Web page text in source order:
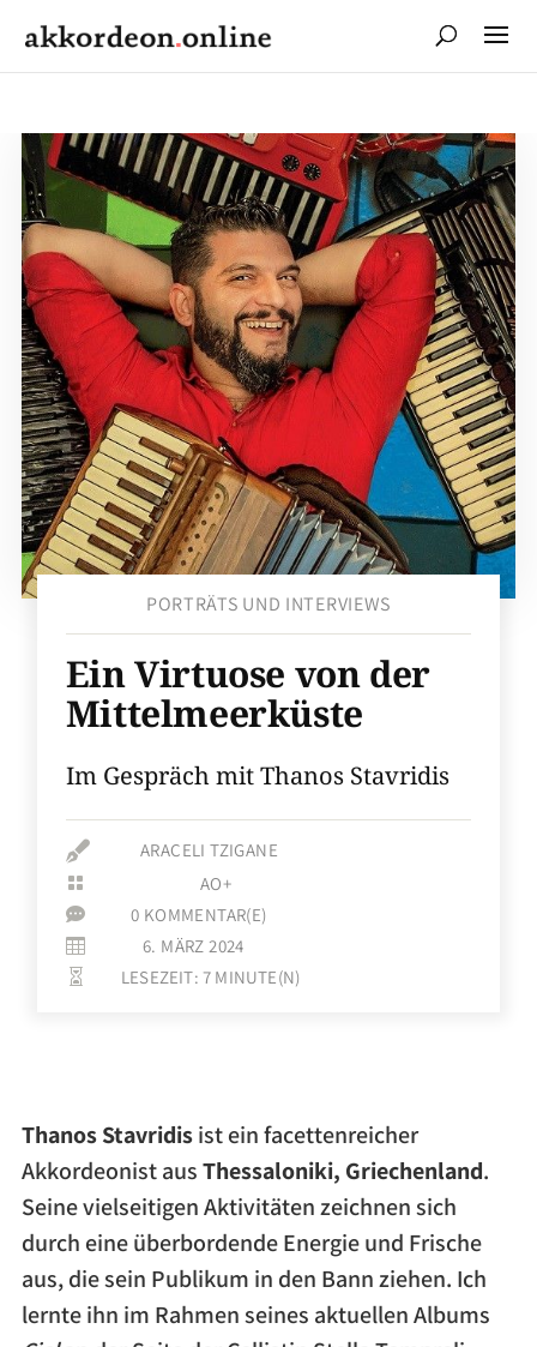
PORTRÄTS UND INTERVIEWS
Ein Virtuose von der
Mittelmeerküste
Im Gespräch mit Thanos Stavridis
 ARACELI TZIGANE
 AO+
 0 KOMMENTAR(E)
 6. MÄRZ 2024
 LESEZEIT: 7 MINUTE(N)
Thanos Stavridisist ein facettenreicher
Akkordeonist ausThessaloniki, Griechenland.
Seine vielseitigen Aktivitäten zeichnen sich
durch eine überbordende Energie und Frische
aus, die sein Publikum in den Bann ziehen. Ich
lernte ihn im Rahmen seines aktuellen Albums